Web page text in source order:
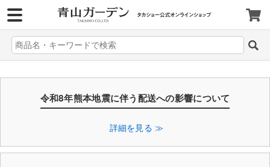
令和8年熊本地震に伴う配送への影響について
詳細を見る ≫